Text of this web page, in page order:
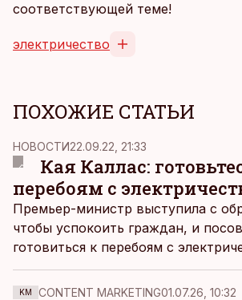
соответствующей теме!
электричество
ПОХОЖИЕ СТАТЬИ
НОВОСТИ22.09.22, 21:33
Кая Каллас:
перебоям с
Премьер-министр выступила с
чтобы успокоить граждан, и
готовиться к перебоям с
KM CONTENT MARKETING01.07.26, 10:32